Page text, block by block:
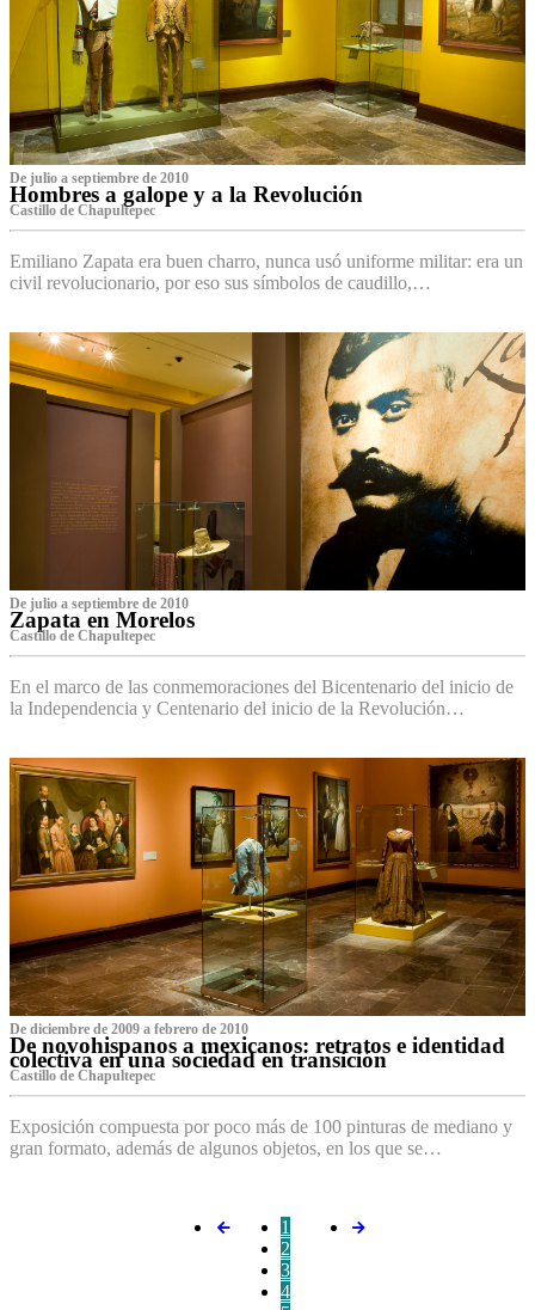
De julio a septiembre de 2010
Hombres a galope y a la Revolución
Castillo de Chapultepec
Emiliano Zapata era buen charro, nunca usó uniforme militar: era un
civil revolucionario, por eso sus símbolos de caudillo,…
De julio a septiembre de 2010
Zapata en Morelos
Castillo de Chapultepec
En el marco de las conmemoraciones del Bicentenario del inicio de
la Independencia y Centenario del inicio de la Revolución…
De diciembre de 2009 a febrero de 2010
De novohispanos a mexicanos: retratos e identidad
colectiva en una sociedad en transición
Castillo de Chapultepec
Exposición compuesta por poco más de 100 pinturas de mediano y
gran formato, además de algunos objetos, en los que se…
1
2
3
4